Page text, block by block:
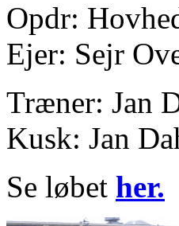
Opdr:
Ejer: Sejr
Træner: Jan
Kusk: Jan
Se løbet her.